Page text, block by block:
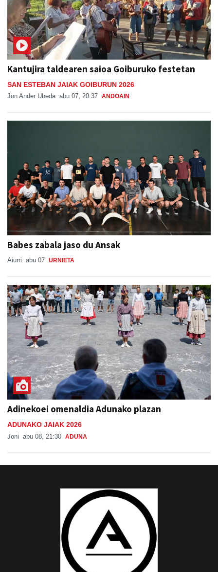
Kantujira taldearen saioa Goiburuko festetan
SAN ESTEBAN JAIAK GOIBURUN 2026
Jon Ander Ubeda abu 07, 20:37 ANDOAIN
Babes zabala jaso du Ansak
Aiurri abu 07 URNIETA
Adinekoei omenaldia Adunako plazan
ADUNAKO JAIAK 2026
Joni abu 08, 21:30 ADUNA